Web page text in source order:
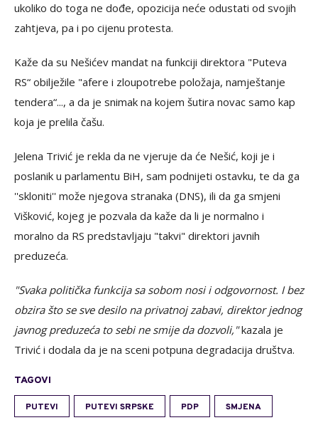
ukoliko do toga ne dođe, opozicija neće odustati od svojih
zahtjeva, pa i po cijenu protesta.
Kaže da su Nešićev mandat na funkciji direktora "Puteva
RS“ obilježile "afere i zloupotrebe položaja, namještanje
tendera“..., a da je snimak na kojem šutira novac samo kap
koja je prelila čašu.
Jelena Trivić je rekla da ne vjeruje da će Nešić, koji je i
poslanik u parlamentu BiH, sam podnijeti ostavku, te da ga
''skloniti'' može njegova stranaka (DNS), ili da ga smjeni
Višković, kojeg je pozvala da kaže da li je normalno i
moralno da RS predstavljaju "takvi" direktori javnih
preduzeća.
"Svaka politička funkcija sa sobom nosi i odgovornost. I bez
obzira što se sve desilo na privatnoj zabavi, direktor jednog
javnog preduzeća to sebi ne smije da dozvoli,"kazala je
Trivić i dodala da je na sceni potpuna degradacija društva.
TAGOVI
PUTEVI PUTEVI SRPSKE PDP SMJENA